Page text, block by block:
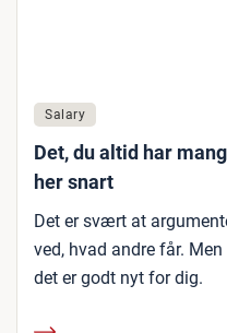
Salary
Det, du altid har
her snart
Det er svært at
ved, hvad andre får.
det er godt nyt for dig.